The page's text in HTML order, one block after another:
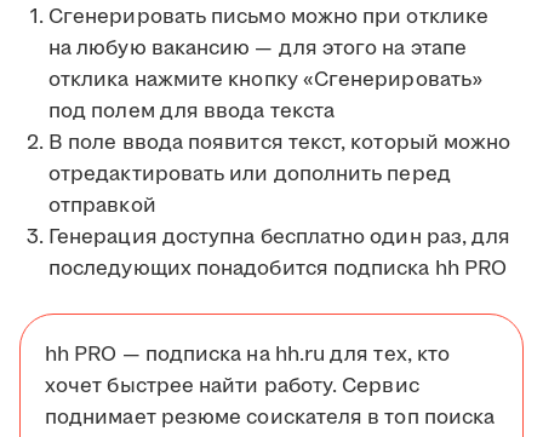
Сгенерировать письмо можно при отклике
на любую вакансию — для этого на этапе
отклика нажмите кнопку «Сгенерировать»
под полем для ввода текста
В поле ввода появится текст, который можно
отредактировать или дополнить перед
отправкой
Генерация доступна бесплатно один раз, для
последующих понадобится подписка hh PRO
hh PRO — подписка на hh.ru для тех, кто
хочет быстрее найти работу. Сервис
поднимает резюме соискателя в топ поиска